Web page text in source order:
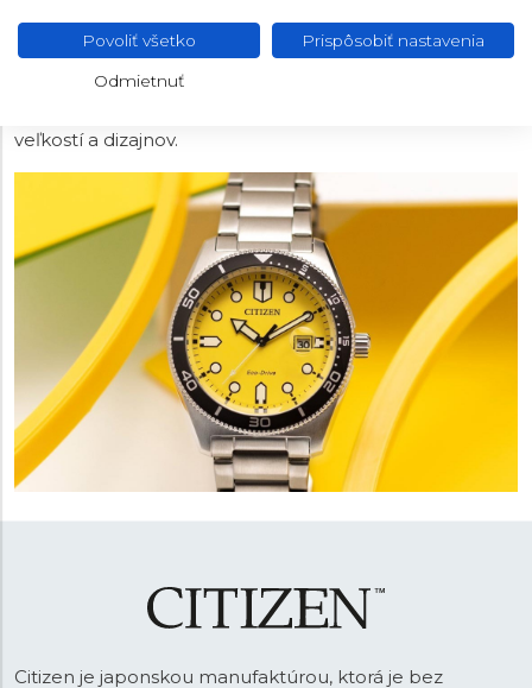
svetlom bez ohľadu na jeho intenzitu. Nevyužitú
energiu navyše uložia do napájacieho článku. Pri
bežnom nosení sa tak naozaj nemusíte o nič starať. V
veľkostí a dizajnov.
Citizen je japonskou manufaktúrou, ktorá je bez
Povoliť všetko Prispôsobiť nastavenia
Odmietnuť